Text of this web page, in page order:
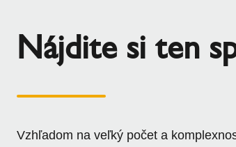
Nájdite si ten
Vzhľadom na veľký počet a